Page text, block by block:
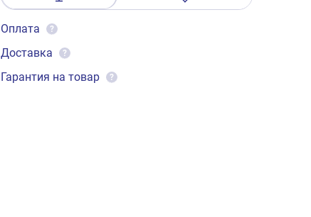
Оплата ?
Доставка ?
Гарантия на товар ?